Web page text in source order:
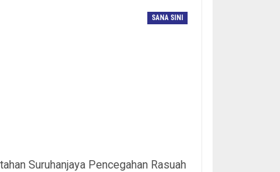
SANA SINI
Suruhanjaya Pencegahan Rasuah